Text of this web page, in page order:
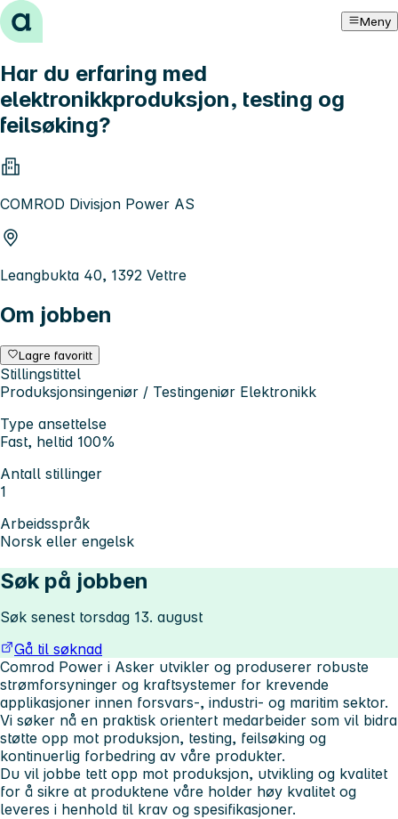
Hopp til innhold Meny
Har du erfaring med
elektronikkproduksjon, testing og
feilsøking?
COMROD Divisjon Power AS
Leangbukta 40, 1392 Vettre
Om jobben
Lagre favoritt
Stillingstittel
Produksjonsingeniør / Testingeniør Elektronikk
Type ansettelse
Fast, heltid 100%
Antall stillinger
1
Arbeidsspråk
Norsk eller engelsk
Søk på jobben
Søk senest torsdag 13. august
Gå til søknad
Comrod Power i Asker utvikler og produserer robuste
strømforsyninger og kraftsystemer for krevende
applikasjoner innen forsvars-, industri- og maritim sektor.
Vi søker nå en praktisk orientert medarbeider som vil bidra
støtte opp mot produksjon, testing, feilsøking og
kontinuerlig forbedring av våre produkter.
Du vil jobbe tett opp mot produksjon, utvikling og kvalitet
for å sikre at produktene våre holder høy kvalitet og
leveres i henhold til krav og spesifikasjoner.